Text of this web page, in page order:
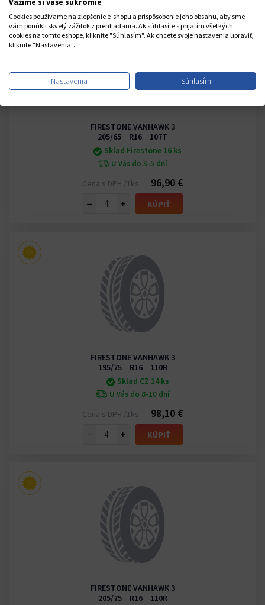
FIRESTONE VANHAWK 3
205/65 R16 107T
Sklad Firestone 16 ks
U Vás do 3-5 dní
Cena s DPH /1ks
96,90 €
−
+ KÚPIŤ
FIRESTONE VANHAWK 3
195/75 R16 110R
Sklad CZ 14 ks
U Vás do 8-10 dní
Cena s DPH /1ks
98,10 €
−
+ KÚPIŤ
FIRESTONE VANHAWK 3
205/75 R16 110R
Cookies používame na zlepšenie e-shopu a prispôsobenie jeho obsahu, aby sme
vám ponúkli skvelý zážitok z prehliadania. Ak súhlasíte s prijatím všetkých
cookies na tomto eshope, kliknite "Súhlasím". Ak chcete svoje nastavenia upraviť,
kliknite "Nastavenia".
Nastavenia Súhlasím